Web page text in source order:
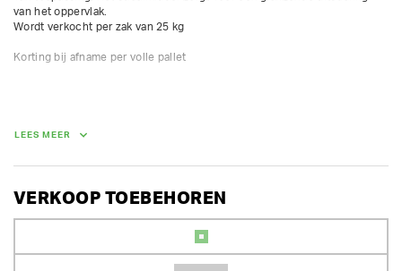
van het oppervlak.
Wordt verkocht per zak van 25 kg
Korting bij afname per volle pallet
LEES MEER
VERKOOP TOEBEHOREN